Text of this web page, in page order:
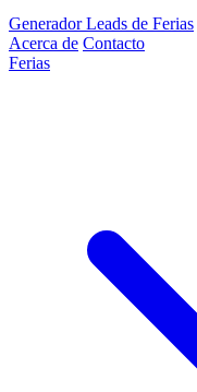
Generador Leads de Ferias
Acerca de Contacto
Ferias